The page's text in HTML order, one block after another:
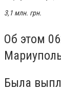
3,1 млн. грн.
Об этом
Была